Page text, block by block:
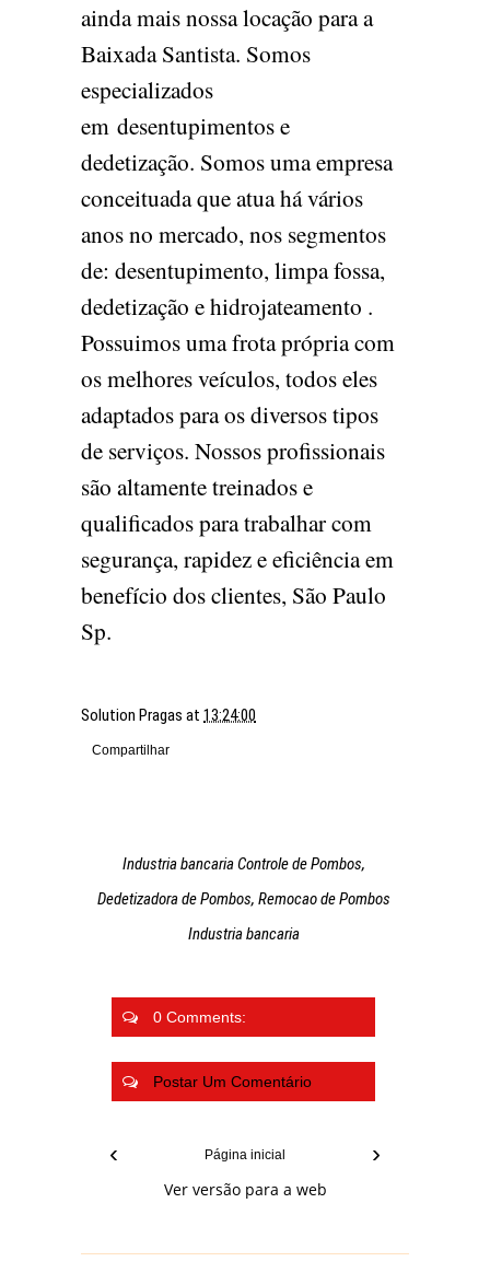
ainda mais nossa locação para a
Baixada Santista. Somos
especializados
em desentupimentos e
dedetização. Somos uma empresa
conceituada que atua há vários
anos no mercado, nos segmentos
de: desentupimento, limpa fossa,
dedetização e hidrojateamento .
Possuimos uma frota própria com
os melhores veículos, todos eles
adaptados para os diversos tipos
de serviços. Nossos profissionais
são altamente treinados e
qualificados para trabalhar com
segurança, rapidez e eficiência em
benefício dos clientes, São Paulo
Sp.
Solution Pragas at 13:24:00
Compartilhar
Industria bancaria Controle de Pombos,
Dedetizadora de Pombos, Remocao de Pombos
Industria bancaria
0 Comments:
Postar Um Comentário
‹ ›
Página inicial
Ver versão para a web